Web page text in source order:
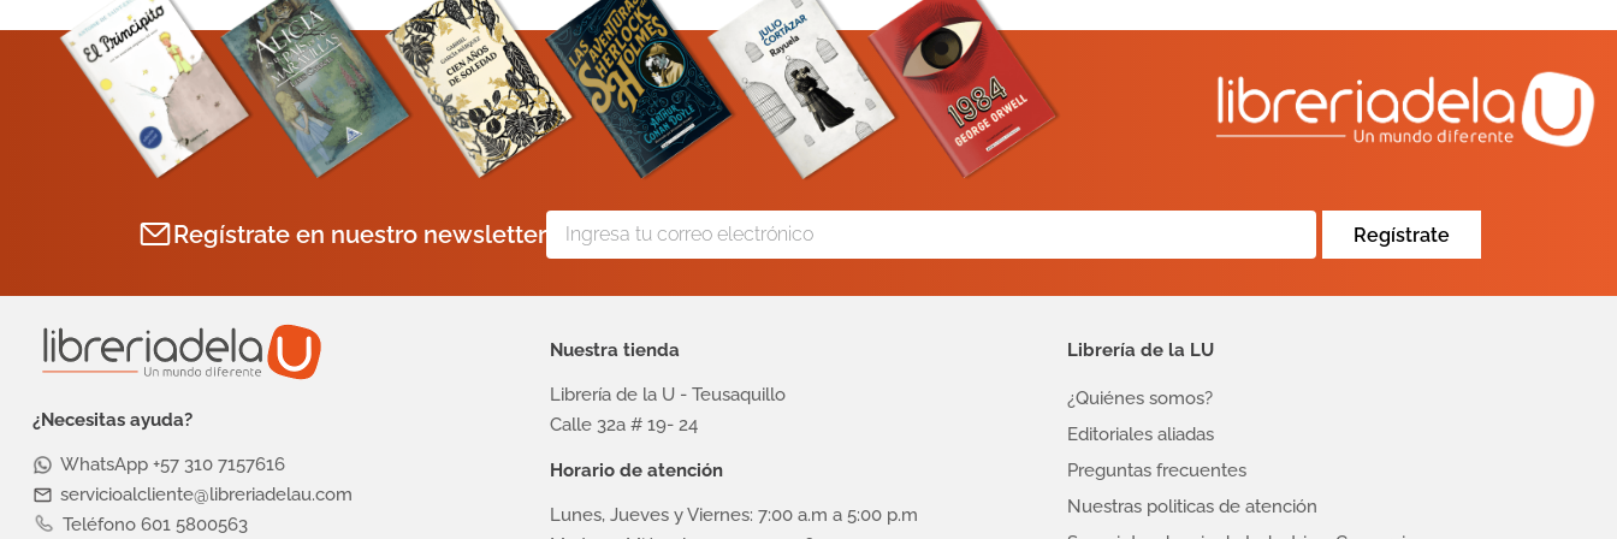
Regístrate en nuestro newsletter Regístrate
¿Necesitas ayuda?
WhatsApp +57 310 7157616
servicioalcliente@libreriadelau.com
Teléfono 601 5800563
Nuestra tienda
Librería de la U - Teusaquillo
Calle 32a # 19- 24
Horario de atención
Lunes, Jueves y Viernes: 7:00 a.m a 5:00 p.m
Librería de la LU
¿Quiénes somos?
Editoriales aliadas
Preguntas frecuentes
Nuestras politicas de atención